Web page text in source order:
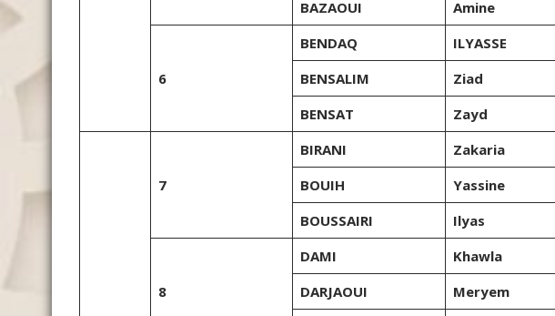
BAZAOUI
Amine
6
BENDAQ ILYASSE
BENSALIM
Ziad
BENSAT
Zayd
7
BIRANI Zakaria
BOUIH
Yassine
BOUSSAIRI
Ilyas
8
DAMI Khawla
DARJAOUI
Meryem